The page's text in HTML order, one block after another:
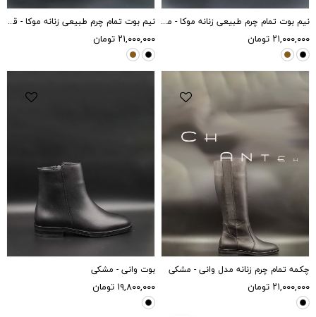
نیم بوت تمام چرم طبیعی زنانه موکا - مشکی
۲۱,۰۰۰,۰۰۰ تومان
نیم بوت تمام چرم طبیعی زنانه موکا - قهوه ایی
۲۱,۰۰۰,۰۰۰ تومان
چکمه تمام چرم زنانه مدل وانی - مشکی
۲۱,۰۰۰,۰۰۰ تومان
بوت وانی - مشکی
۱۹,۸۰۰,۰۰۰ تومان